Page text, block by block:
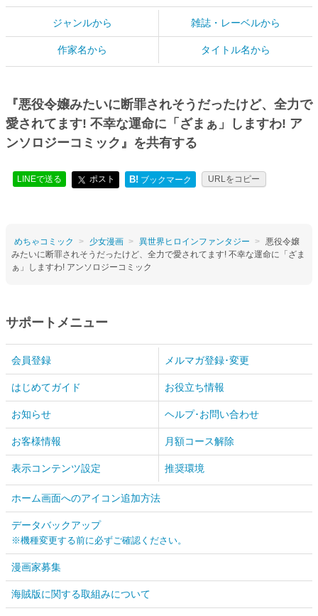
ジャンルから 雑誌・レーベルから
作家名から タイトル名から
『悪役令嬢みたいに断罪されそうだったけど、全力で
愛されてます! 不幸な運命に「ざまぁ」しますわ! ア
ンソロジーコミック』を共有する
LINEで送る ポスト B! ブックマーク URLをコピー
めちゃコミック 少女漫画 異世界ヒロインファンタジー
悪役令嬢
みたいに断罪されそうだったけど、全力で愛されてます! 不幸な運命に「ざま
ぁ」しますわ! アンソロジーコミック
サポートメニュー
会員登録 メルマガ登録･変更
はじめてガイド お役立ち情報
お知らせ ヘルプ･お問い合わせ
お客様情報 月額コース解除
表示コンテンツ設定 推奨環境
ホーム画面へのアイコン追加方法
データバックアップ
※機種変更する前に必ずご確認ください。
漫画家募集
海賊版に関する取組みについて